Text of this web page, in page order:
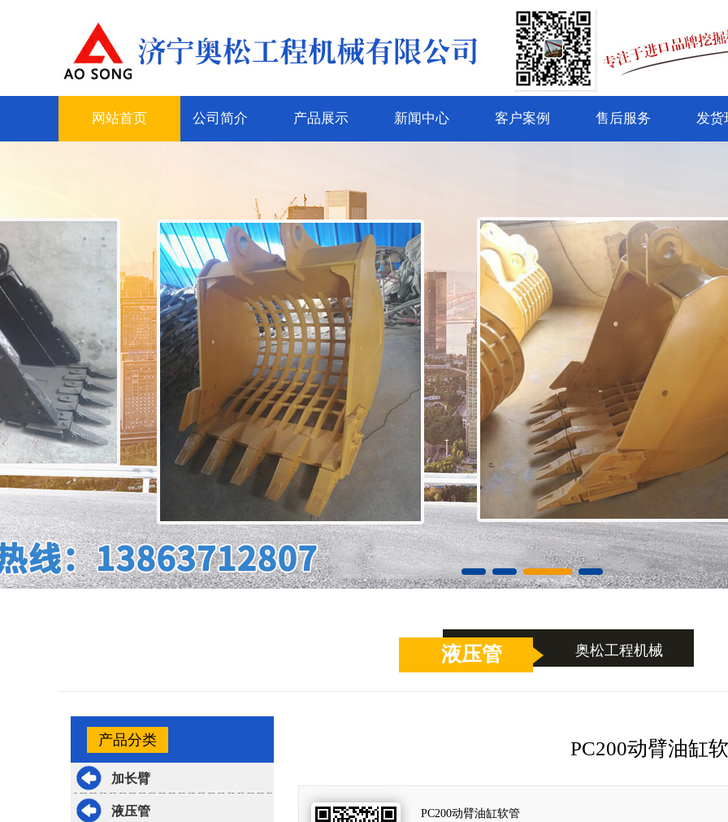
网站首页 公司简介 产品展示 新闻中心 客户案例 售后服务 发货
液压管 奥松工程机械
产品分类
加长臂
液压管
PC200动臂油缸
PC200动臂油缸软管